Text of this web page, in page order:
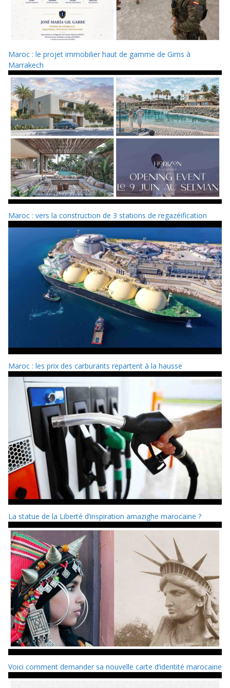
Maroc : le projet immobilier haut de gamme de Gims à
Marrakech
Maroc : vers la construction de 3 stations de regazéification
Maroc : les prix des carburants repartent à la hausse
La statue de la Liberté d’inspiration amazighe marocaine ?
Voici comment demander sa nouvelle carte d’identité marocaine